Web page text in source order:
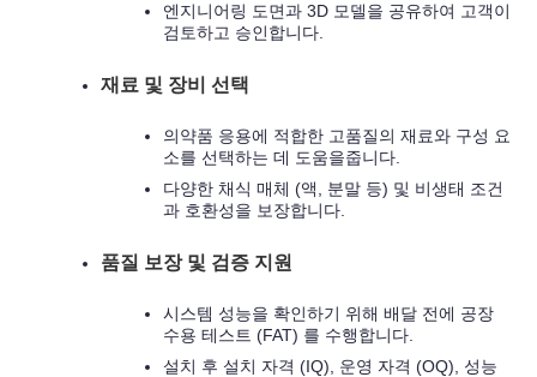
엔지니어링 도면과 3D 모델을 공유하여 고객이
검토하고 승인합니다.
재료 및 장비 선택
의약품 응용에 적합한 고품질의 재료와 구성 요
소를 선택하는 데 도움을줍니다.
다양한 채식 매체 (액, 분말 등) 및 비생태 조건
과 호환성을 보장합니다.
품질 보장 및 검증 지원
시스템 성능을 확인하기 위해 배달 전에 공장
수용 테스트 (FAT) 를 수행합니다.
설치 후 설치 자격 (IQ), 운영 자격 (OQ), 성능